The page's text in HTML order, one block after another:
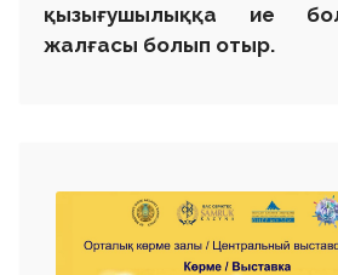
қызығушылыққа ие
жалғасы болып отыр.